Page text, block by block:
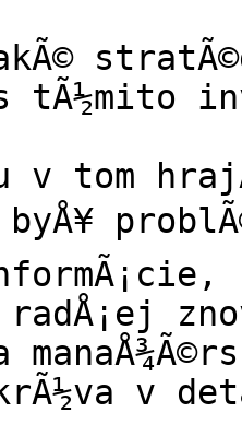
tÃ½mito
v tom
byÅ¥
v